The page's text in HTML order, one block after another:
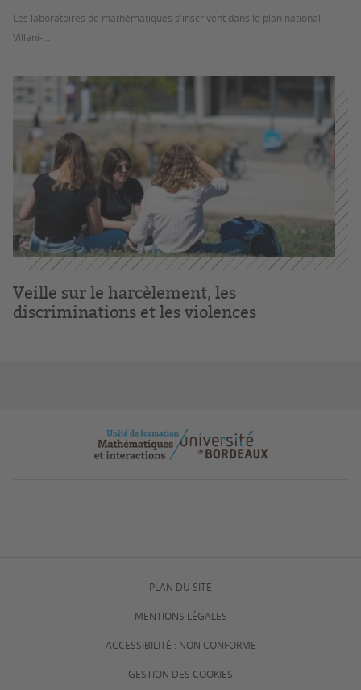
Les laboratoires de mathématiques s'inscrivent dans le plan national
Villani-...
Veille sur le harcèlement, les
discriminations et les violences
PLAN DU SITE
MENTIONS LÉGALES
ACCESSIBILITÉ : NON CONFORME
GESTION DES COOKIES